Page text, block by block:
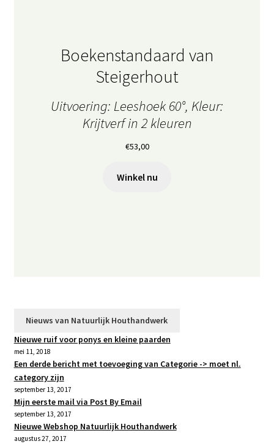
Boekenstandaard van
Steigerhout
Uitvoering: Leeshoek 60°, Kleur:
Krijtverf in 2 kleuren
€53,00
Winkel nu
Nieuws van Natuurlijk Houthandwerk
Nieuwe ruif voor ponys en kleine paarden
mei 11, 2018
Een derde bericht met toevoeging van Categorie -> moet nl.
category zijn
september 13, 2017
Mijn eerste mail via Post By Email
september 13, 2017
Nieuwe Webshop Natuurlijk Houthandwerk
augustus 27, 2017